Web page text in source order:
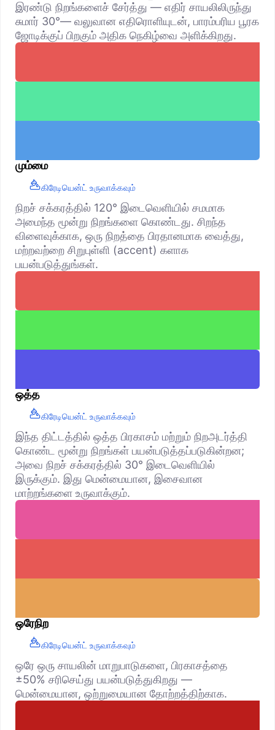
இரண்டு நிறங்களைச் சேர்த்து — எதிர் சாயலிலிருந்து
சுமார் 30°— வலுவான எதிரொளியுடன், பாரம்பரிய பூரக
ஜோடிக்குப் பிறகும் அதிக நெகிழ்வை அளிக்கிறது.
மும்மை
கிரேடியென்ட் உருவாக்கவும்
நிறச் சக்கரத்தில் 120° இடைவெளியில் சமமாக
அமைந்த மூன்று நிறங்களை கொண்டது. சிறந்த
விளைவுக்காக, ஒரு நிறத்தை பிரதானமாக வைத்து,
மற்றவற்றை சிறுபுள்ளி (accent) களாக
பயன்படுத்துங்கள்.
ஒத்த
கிரேடியென்ட் உருவாக்கவும்
இந்த திட்டத்தில் ஒத்த பிரகாசம் மற்றும் நிறஅடர்த்தி
கொண்ட மூன்று நிறங்கள் பயன்படுத்தப்படுகின்றன;
அவை நிறச் சக்கரத்தில் 30° இடைவெளியில்
இருக்கும். இது மென்மையான, இசைவான
மாற்றங்களை உருவாக்கும்.
ஒரேநிற
கிரேடியென்ட் உருவாக்கவும்
ஒரே ஒரு சாயலின் மாறுபாடுகளை, பிரகாசத்தை
±50% சரிசெய்து பயன்படுத்துகிறது —
மென்மையான, ஒற்றுமையான தோற்றத்திற்காக.